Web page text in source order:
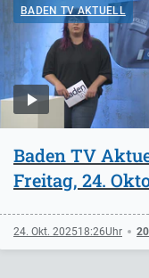
BADEN TV AKTUELL
Baden TV
Freitag, 24.
24. Okt. 202518:26